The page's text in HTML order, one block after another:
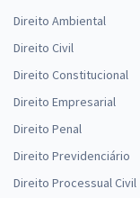
Direito Ambiental
Direito Civil
Direito Constitucional
Direito Empresarial
Direito Penal
Direito Previdenciário
Direito Processual Civil